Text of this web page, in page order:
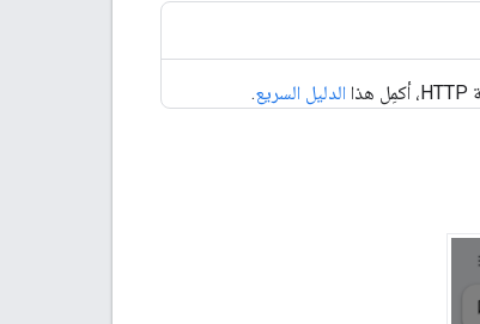
الدليل السريع.